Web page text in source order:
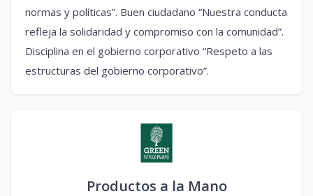
normas y políticas”. Buen ciudadano “Nuestra conducta
refleja la solidaridad y compromiso con la comunidad”.
Disciplina en el gobierno corporativo “Respeto a las
estructuras del gobierno corporativo”.
Productos a la Mano